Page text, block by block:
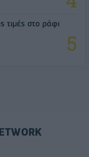
τιμές στο ράφι